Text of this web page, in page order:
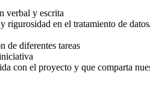
verbal y escrita
rigurosidad en el tratamiento de
de diferentes tareas
con el proyecto y que comparta